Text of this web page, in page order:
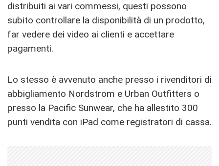
distribuiti ai vari commessi, questi possono
subito controllare la disponibilità di un prodotto,
far vedere dei video ai clienti e accettare
pagamenti.
Lo stesso è avvenuto anche presso i rivenditori di
abbigliamento Nordstrom e Urban Outfitters o
presso la Pacific Sunwear, che ha allestito 300
punti vendita con iPad come registratori di cassa.